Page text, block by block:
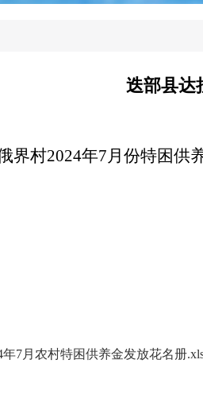
迭部县达
界村2024年7月份特困供
7月农村特困供养金发放花名册